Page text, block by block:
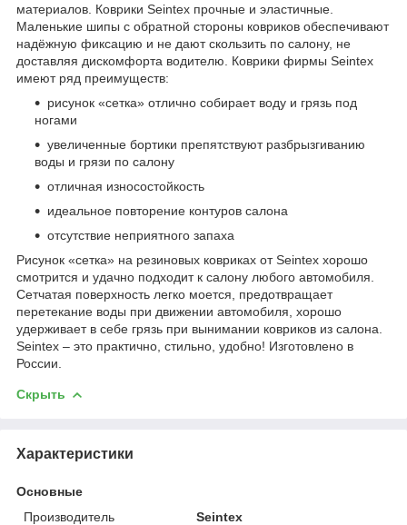
материалов. Коврики Seintex прочные и эластичные.
Маленькие шипы с обратной стороны ковриков обеспечивают
надёжную фиксацию и не дают скользить по салону, не
доставляя дискомфорта водителю. Коврики фирмы Seintex
имеют ряд преимуществ:
рисунок «сетка» отлично собирает воду и грязь под
ногами
увеличенные бортики препятствуют разбрызгиванию
воды и грязи по салону
отличная износостойкость
идеальное повторение контуров салона
отсутствие неприятного запаха
Рисунок «сетка» на резиновых ковриках от Seintex хорошо
смотрится и удачно подходит к салону любого автомобиля.
Сетчатая поверхность легко моется, предотвращает
перетекание воды при движении автомобиля, хорошо
удерживает в себе грязь при вынимании ковриков из салона.
Seintex – это практично, стильно, удобно! Изготовлено в
России.
Скрыть
Характеристики
Основные
Производитель
Seintex